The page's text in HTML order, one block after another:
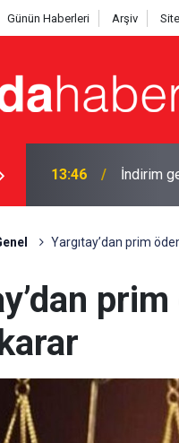
Günün Haberleri Arşiv
13:46 İndirim
Yargıtay’dan prim